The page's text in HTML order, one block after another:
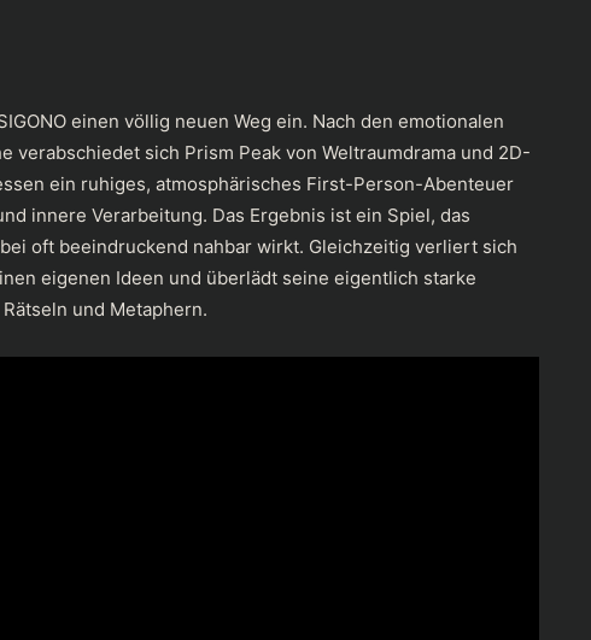
einen völlig neuen Weg ein. Nach den emotionalen
verabschiedet sich Prism Peak von Weltraumdrama und 2D-
ein ruhiges, atmosphärisches First-Person-Abenteuer
innere Verarbeitung. Das Ergebnis ist ein Spiel, das
oft beeindruckend nahbar wirkt. Gleichzeitig verliert sich
eigenen Ideen und überlädt seine eigentlich starke
und Metaphern.